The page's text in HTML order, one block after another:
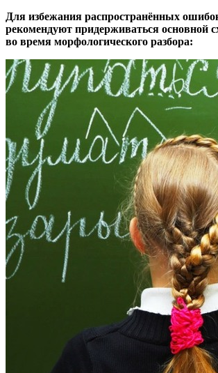
Для избежания распространённых
рекомендуют придерживаться основной
во время морфологического разбора: